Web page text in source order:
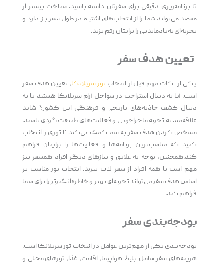
تا برنامه‌ریزی دقیقی برای سفرتان داشته باشید. شناخت بیشتر از
مقصد می‌تواند شما را از انتخاب‌های اشتباه در طول سفر باز دارد و
تجربه‌ای به‌یادماندنی را برایتان رقم بزند.
تعیین هدف سفر
یکی از نکات مهم قبل از انتخابتور سریلانکا، تعیین هدف سفر
است. آیا به دنبال استراحت در سواحل آرام سریلانکا هستید یا به
دنبال کشف جاذبه‌های تاریخی و فرهنگی این کشور؟ شاید
علاقه‌مند به تجربه ماجراجویی و فعالیت‌های طبیعت‌گردی باشید.
مشخص کردن هدف سفر به شما کمک می‌کند تا توری را انتخاب
کنید که مناسب‌ترین برنامه‌ها و فعالیت‌ها را برایتان فراهم
کند.همچنین، توجه به علایق و نیازهای دیگر افراد همسفر نیز
مهم است تا همه افراد از سفر لذت ببرند. انتخاب تور مناسب بر
اساس هدف سفر می‌تواند تجربه‌ای بهتر و خاطره‌انگیزتر را برای شما
فراهم کند.
بودجه‌بندی سفر
بودجه‌بندی یکی از مهم‌ترین عوامل در انتخاب تور سریلانکا است.
هزینه‌های سفر شامل بلیط هواپیما، اقامت، غذا، تورهای محلی و